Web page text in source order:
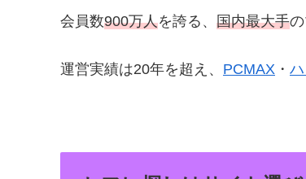
会員数900万人を誇る、 国内最大手
運営実績は20年を超え、 PCMAX ・